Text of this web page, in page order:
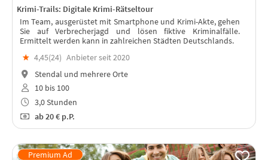
Krimi-Trails: Digitale Krimi-Rätseltour
Im Team, ausgerüstet mit Smartphone und Krimi-Akte, gehen
Sie auf Verbrecherjagd und lösen fiktive Kriminalfälle.
Ermittelt werden kann in zahlreichen Städten Deutschlands.
★ 4,45(24) Anbieter seit 2020
Stendal und mehrere Orte
10 bis 100
3,0 Stunden
ab20 € p.P.